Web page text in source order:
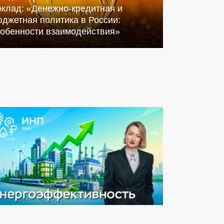
«Денежно-кредитная и
политика в России:
взаимодействия»